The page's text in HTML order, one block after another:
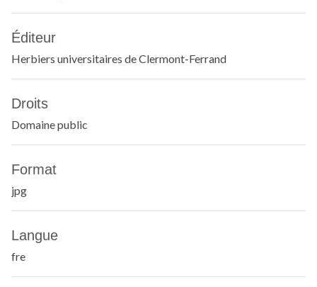
Éditeur
Herbiers universitaires de Clermont-Ferrand
Droits
Domaine public
Format
jpg
Langue
fre